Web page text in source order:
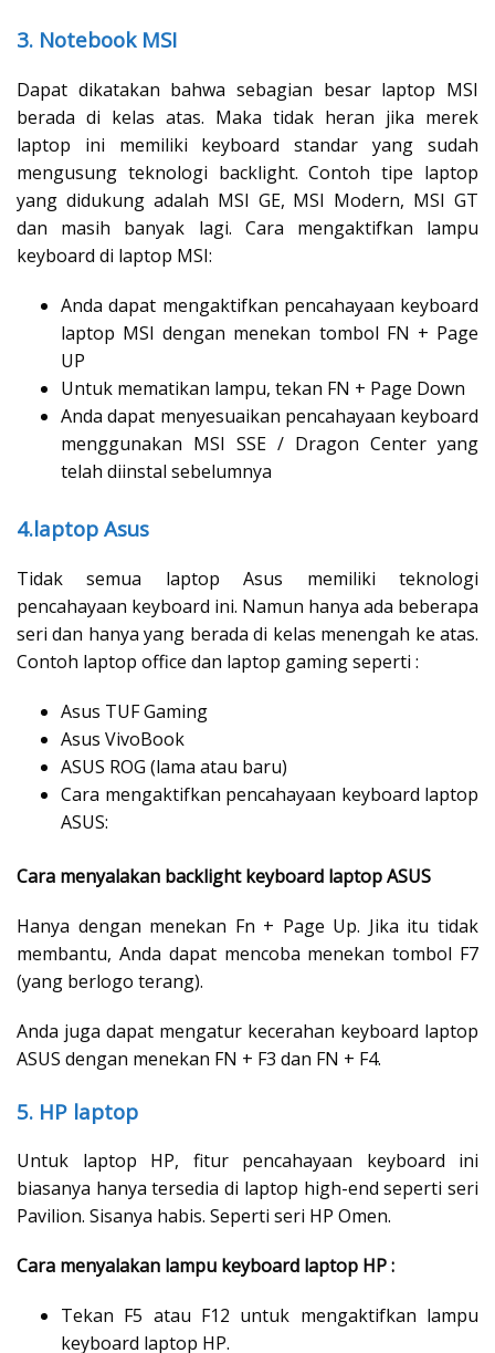
3. Notebook MSI
Dapat dikatakan bahwa sebagian besar laptop MSI
berada di kelas atas. Maka tidak heran jika merek
laptop ini memiliki keyboard standar yang sudah
mengusung teknologi backlight. Contoh tipe laptop
yang didukung adalah MSI GE, MSI Modern, MSI GT
dan masih banyak lagi. Cara mengaktifkan lampu
keyboard di laptop MSI:
Anda dapat mengaktifkan pencahayaan keyboard
laptop MSI dengan menekan tombol FN + Page
UP
Untuk mematikan lampu, tekan FN + Page Down
Anda dapat menyesuaikan pencahayaan keyboard
menggunakan MSI SSE / Dragon Center yang
telah diinstal sebelumnya
4.laptop Asus
Tidak semua laptop Asus memiliki teknologi
pencahayaan keyboard ini. Namun hanya ada beberapa
seri dan hanya yang berada di kelas menengah ke atas.
Contoh laptop office dan laptop gaming seperti :
Asus TUF Gaming
Asus VivoBook
ASUS ROG (lama atau baru)
Cara mengaktifkan pencahayaan keyboard laptop
ASUS:
Cara menyalakan backlight keyboard laptop ASUS
Hanya dengan menekan Fn + Page Up. Jika itu tidak
membantu, Anda dapat mencoba menekan tombol F7
(yang berlogo terang).
Anda juga dapat mengatur kecerahan keyboard laptop
ASUS dengan menekan FN + F3 dan FN + F4.
5. HP laptop
Untuk laptop HP, fitur pencahayaan keyboard ini
biasanya hanya tersedia di laptop high-end seperti seri
Pavilion. Sisanya habis. Seperti seri HP Omen.
Cara menyalakan lampu keyboard laptop HP :
Tekan F5 atau F12 untuk mengaktifkan lampu
keyboard laptop HP.